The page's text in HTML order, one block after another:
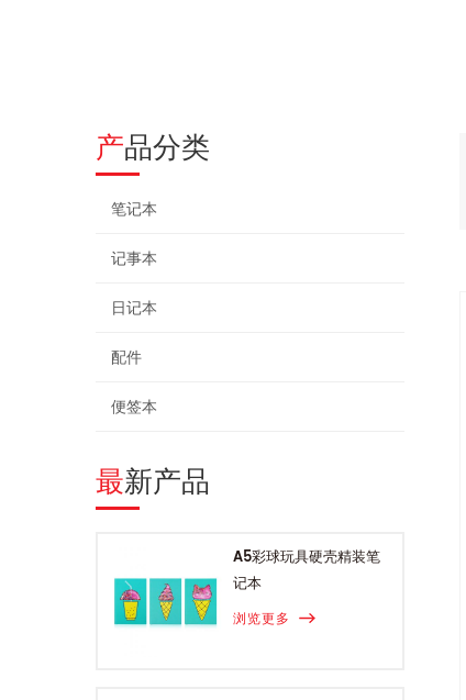
产品分类
笔记本
记事本
日记本
配件
便签本
最新产品
A5彩球玩具硬壳精装笔
记本
浏览更多